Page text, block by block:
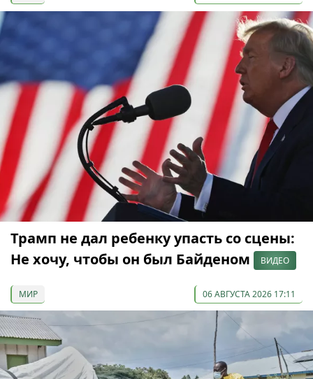
Трамп не дал ребенку упасть со сцены:
Не хочу, чтобы он был Байденом
ВИДЕО
МИР 06 АВГУСТА 2026 17:11